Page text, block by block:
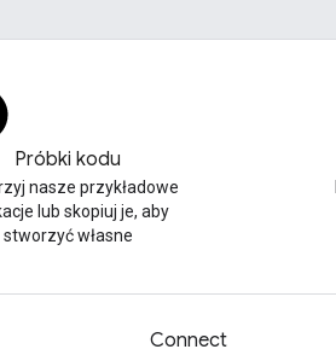
Próbki kodu
nasze przykładowe
lub skopiuj je, aby
stworzyć własne
Connect